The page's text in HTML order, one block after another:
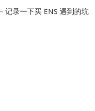
记录一下买 ENS 遇到的坑